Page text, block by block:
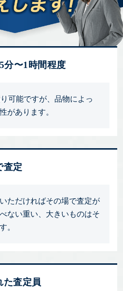
分〜1時間程度
可能ですが、品物によっ
があります。
査定
ただければその場で査定が
ない重い、大きいものはそ
。
た査定員